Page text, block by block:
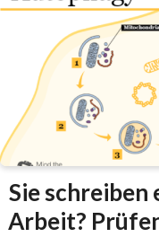
Sie
Arbeit?